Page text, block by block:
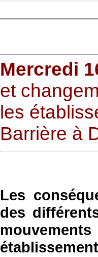
Mercredi
et
les
Barrière à
Les
des